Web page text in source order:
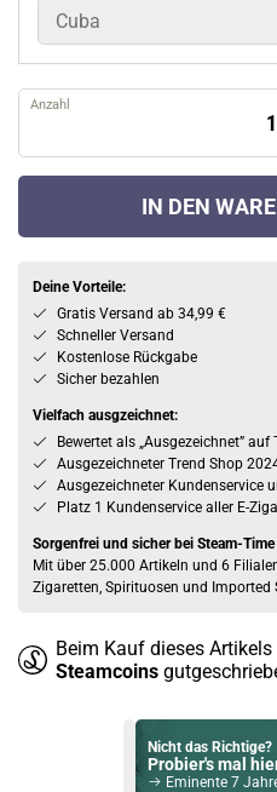
Cuba
Anzahl
IN DEN
Deine Vorteile:
Gratis Versand ab 34,99 €
Schneller Versand
Kostenlose Rückgabe
Sicher bezahlen
Vielfach ausgzeichnet:
Bewertet als „Ausgezeichnet” auf
Ausgezeichneter Trend Shop
Ausgezeichneter Kundenservice
Platz 1 Kundenservice aller E-
Sorgenfrei und sicher bei Steam-
Mit über 25.000 Artikeln und 6
Zigaretten, Spirituosen und Imported
Beim Kauf dieses
Steamcoins
Nicht das Richtige?
Probier's mal
Eminente 7 Jahre Reserva Rum